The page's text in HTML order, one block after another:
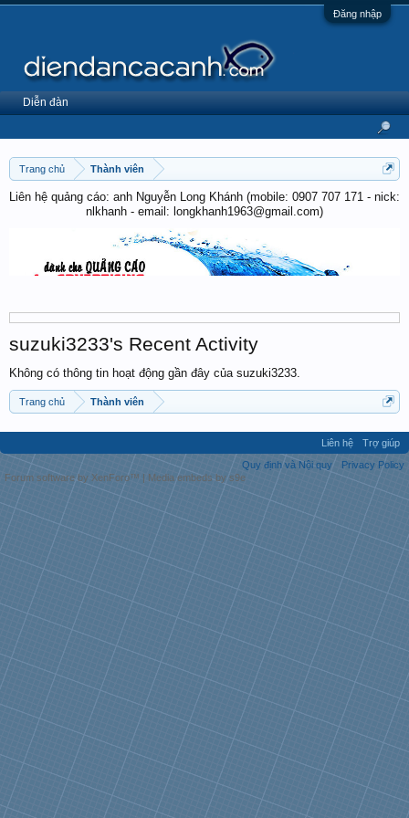
Đăng nhập
Trang chủ Thành viên
Liên hệ quảng cáo: anh Nguyễn Long Khánh (mobile: 0907 707 171 - nick:
nlkhanh - email: longkhanh1963@gmail.com)
suzuki3233's Recent Activity
Không có thông tin hoạt động gần đây của suzuki3233.
Trang chủ Thành viên
Diễn đàn
Liên hệ
Trợ giúp
Quy định và Nội quy
Privacy Policy
Forum software by XenForo™ | Media embeds by s9e